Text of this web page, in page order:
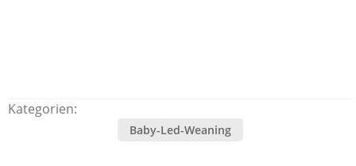
Kategorien:
Baby-Led-Weaning